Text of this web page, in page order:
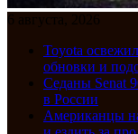
6 августа, 2026
Toyota
обновки и
Седаны Senat
в России
Американцы